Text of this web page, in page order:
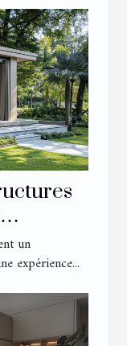
un
expérience...